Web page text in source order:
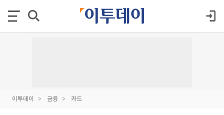
이투데이 금융 카드